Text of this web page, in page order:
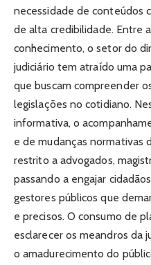
necessidade de conteúdos
de alta credibilidade. Entre
conhecimento, o setor do
judiciário tem atraído uma
que buscam compreender
legislações no cotidiano.
informativa, o
e de mudanças normativas
restrito a advogados,
passando a engajar
gestores públicos que
e precisos. O consumo de
esclarecer os meandros da
o amadurecimento do